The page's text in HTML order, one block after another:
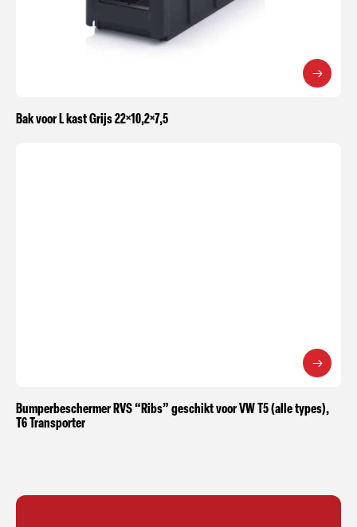
Bak voor L kast Grijs 22×10,2×7,5
Bumperbeschermer RVS “Ribs” geschikt voor VW T5 (alle types),
T6 Transporter